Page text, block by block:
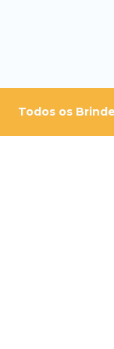
Todos os